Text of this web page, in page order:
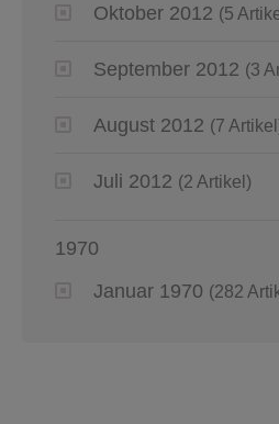
Oktober 2012 (5
September 2012 (3
August 2012 (7
Juli 2012 (2 Artikel)
1970
Januar 1970 (282